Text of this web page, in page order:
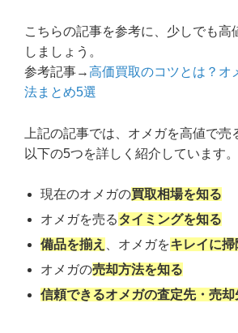
こちらの記事を参考に、少しでも高
しましょう。
参考記事→高価買取のコツとは？オ
法まとめ5選
上記の記事では、オメガを高値で売
以下の5つを詳しく紹介しています。
現在のオメガの買取相場を知る
オメガを売るタイミングを知る
備品を揃え
、オメガをキレイに掃
オメガの売却方法を知る
信頼できるオメガの査定先・売却